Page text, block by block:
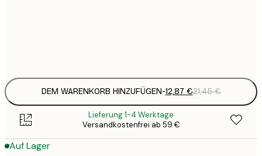
DEM WARENKORB HINZUFÜGEN-12,87 €21,45 €
Lieferung 1-4 Werktage
Versandkostenfrei ab 59 €
Auf Lager